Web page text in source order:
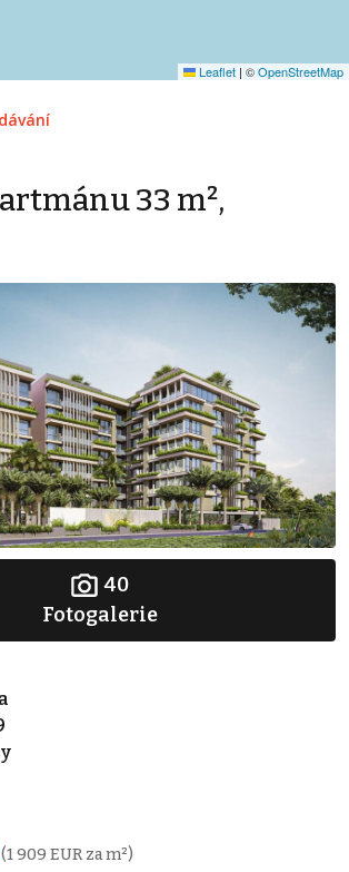
Leaflet | ©OpenStreetMap
33 m²,
40
Fotogalerie
(1 909 EUR za m²)